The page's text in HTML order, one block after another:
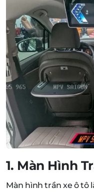
1. Màn Hình
Màn hình trần xe ô tô